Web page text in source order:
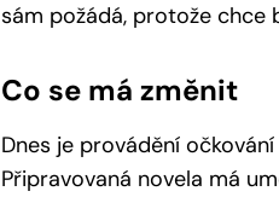
sám požádá, protože chce
Co se má změnit
Dnes je provádění
Připravovaná novela má